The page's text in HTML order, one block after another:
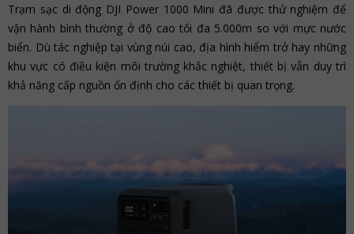
Trạm sạc di động DJI Power 1000 Mini đã được thử nghiệm để
vận hành bình thường ở độ cao tối đa 5.000m so với mực nước
biển. Dù tác nghiệp tại vùng núi cao, địa hình hiểm trở hay những
khu vực có điều kiện môi trường khắc nghiệt, thiết bị vẫn duy trì
khả năng cấp nguồn ổn định cho các thiết bị quan trọng.